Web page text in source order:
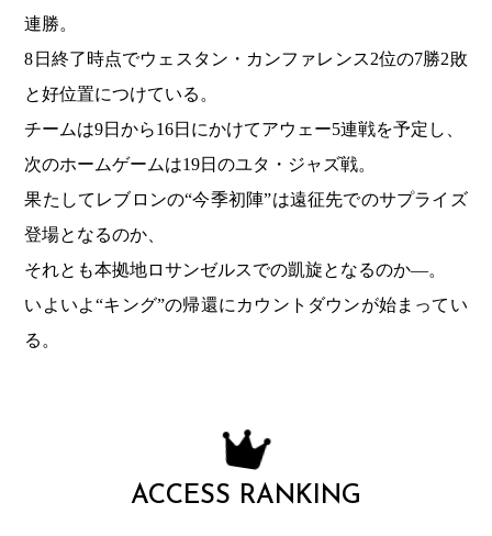
連勝。
8日終了時点でウェスタン・カンファレンス2位の7勝2敗
と好位置につけている。
チームは9日から16日にかけてアウェー5連戦を予定し、
次のホームゲームは19日のユタ・ジャズ戦。
果たしてレブロンの“今季初陣”は遠征先でのサプライズ
登場となるのか、
それとも本拠地ロサンゼルスでの凱旋となるのか―。
いよいよ“キング”の帰還にカウントダウンが始まってい
る。
ACCESS RANKING